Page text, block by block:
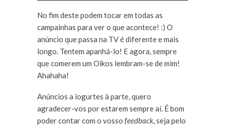
No fim deste podem tocar em todas as
campainhas para ver o que acontece! :) O
anúncio que passa na TV é diferente e mais
longo. Tentem apanhá-lo! E agora, sempre
que comerem um Oikos lembram-se de mim!
Ahahaha!
Anúncios a iogurtes à parte, quero
agradecer-vos por estarem sempre aí. É bom
poder contar com o vosso feedback, seja pelo